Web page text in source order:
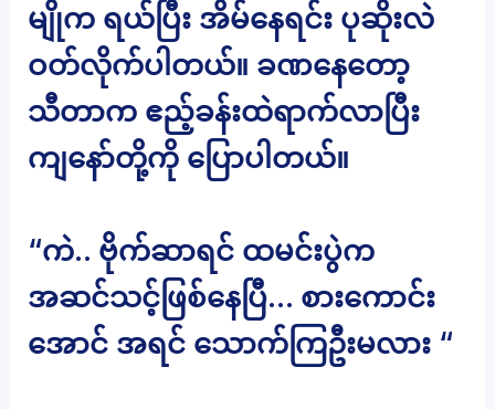
မျိုက ရယ်ပြီး အိမ်နေရင်း ပုဆိုးလဲ
ဝတ်လိုက်ပါတယ်။ ခဏနေတော့
သီတာက ဧည့်ခန်းထဲရာက်လာပြီး
ကျနော်တို့ကို ပြောပါတယ်။
“ကဲ.. ဗိုက်ဆာရင် ထမင်းပွဲက
အဆင်သင့်ဖြစ်နေပြီ… စားကောင်း
အောင် အရင် သောက်ကြဦးမလား “